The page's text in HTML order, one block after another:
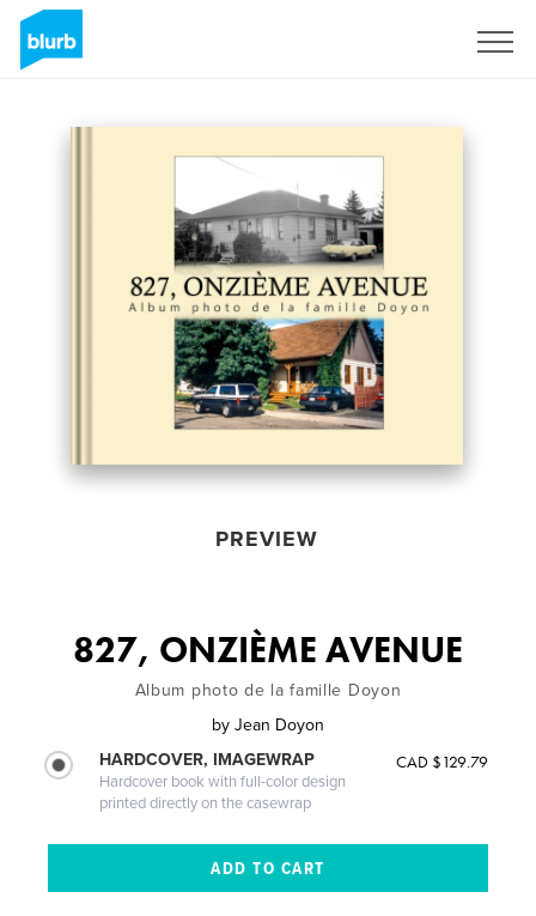
PREVIEW
827, ONZIÈME AVENUE
Album photo de la famille Doyon
by Jean Doyon
HARDCOVER, IMAGEWRAP
Hardcover book with full-color design
printed directly on the casewrap
CAD $129.79